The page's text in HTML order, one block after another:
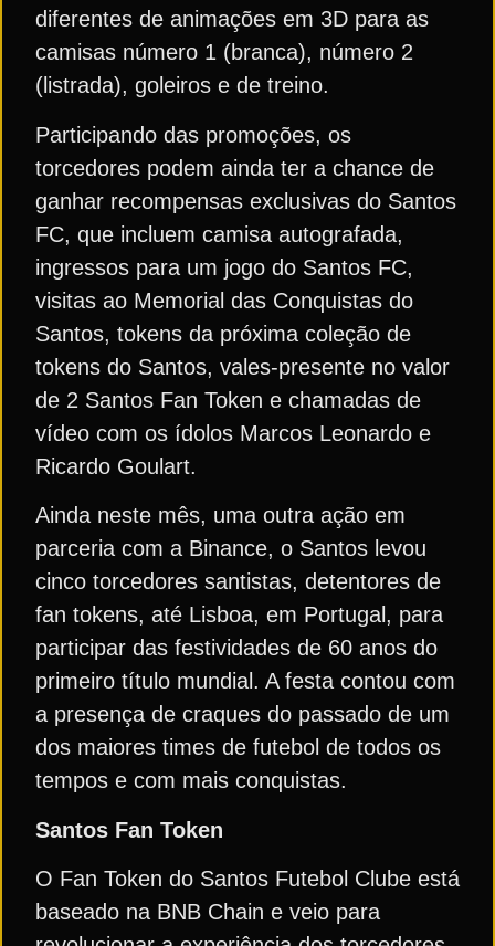
diferentes de animações em 3D para as
camisas número 1 (branca), número 2
(listrada), goleiros e de treino.
Participando das promoções, os
torcedores podem ainda ter a chance de
ganhar recompensas exclusivas do Santos
FC, que incluem camisa autografada,
ingressos para um jogo do Santos FC,
visitas ao Memorial das Conquistas do
Santos, tokens da próxima coleção de
tokens do Santos, vales-presente no valor
de 2 Santos Fan Token e chamadas de
vídeo com os ídolos Marcos Leonardo e
Ricardo Goulart.
Ainda neste mês, uma outra ação em
parceria com a Binance, o Santos levou
cinco torcedores santistas, detentores de
fan tokens, até Lisboa, em Portugal, para
participar das festividades de 60 anos do
primeiro título mundial. A festa contou com
a presença de craques do passado de um
dos maiores times de futebol de todos os
tempos e com mais conquistas.
Santos Fan Token
O Fan Token do Santos Futebol Clube está
baseado na BNB Chain e veio para